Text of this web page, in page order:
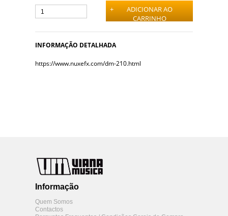
+
ADICIONAR AO
CARRINHO
INFORMAÇÃO DETALHADA
https://www.nuxefx.com/dm-210.html
Informação
Quem Somos
Contactos